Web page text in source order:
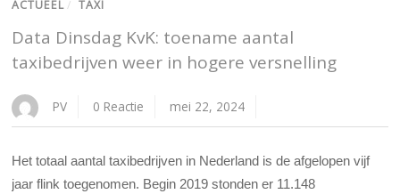
ACTUEEL / TAXI
Data Dinsdag KvK: toename aantal
taxibedrijven weer in hogere versnelling
PV 0 Reactie mei 22, 2024
Het totaal aantal taxibedrijven in Nederland is de afgelopen vijf
jaar flink toegenomen. Begin 2019 stonden er 11.148